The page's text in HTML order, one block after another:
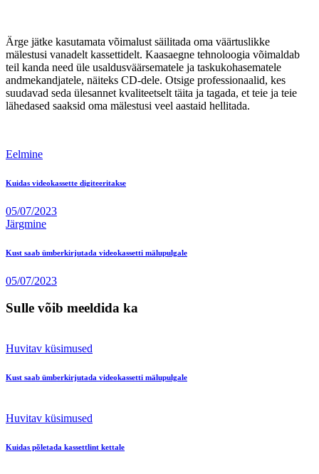
Ärge jätke kasutamata võimalust säilitada oma väärtuslikke
mälestusi vanadelt kassettidelt. Kaasaegne tehnoloogia võimaldab
teil kanda need üle usaldusväärsematele ja taskukohasematele
andmekandjatele, näiteks CD-dele. Otsige professionaalid, kes
suudavad seda ülesannet kvaliteetselt täita ja tagada, et teie ja teie
lähedased saaksid oma mälestusi veel aastaid hellitada.
Eelmine
Kuidas videokassette digiteeritakse
05/07/2023
Järgmine
Kust saab ümberkirjutada videokassetti mälupulgale
05/07/2023
Sulle võib meeldida ka
Huvitav küsimused
Kust saab ümberkirjutada videokassetti mälupulgale
Huvitav küsimused
Kuidas põletada kassettlint kettale